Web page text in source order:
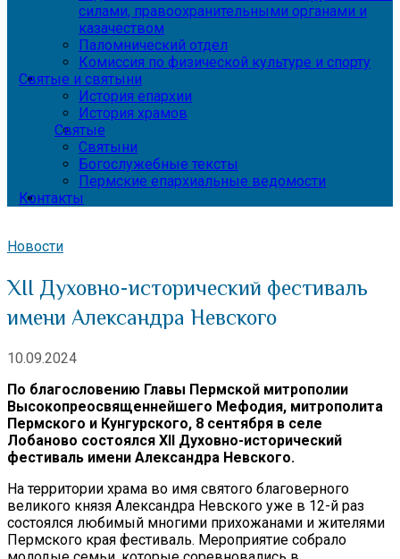
силами, правоохранительными органами и
казачеством
Паломнический отдел
Комиссия по физической культуре и спорту
Святые и святыни
История епархии
История храмов
Святые
Святыни
Богослужебные тексты
Пермские епархиальные ведомости
Контакты
Новости
XII Духовно-исторический фестиваль
имени Александра Невского
10.09.2024
По благословению Главы Пермской митрополии
Высокопреосвященнейшего Мефодия, митрополита
Пермского и Кунгурского, 8 сентября в селе
Лобаново состоялся XII Духовно-исторический
фестиваль имени Александра Невского.
На территории храма во имя святого благоверного
великого князя Александра Невского уже в 12-й раз
состоялся любимый многими прихожанами и жителями
Пермского края фестиваль. Мероприятие собрало